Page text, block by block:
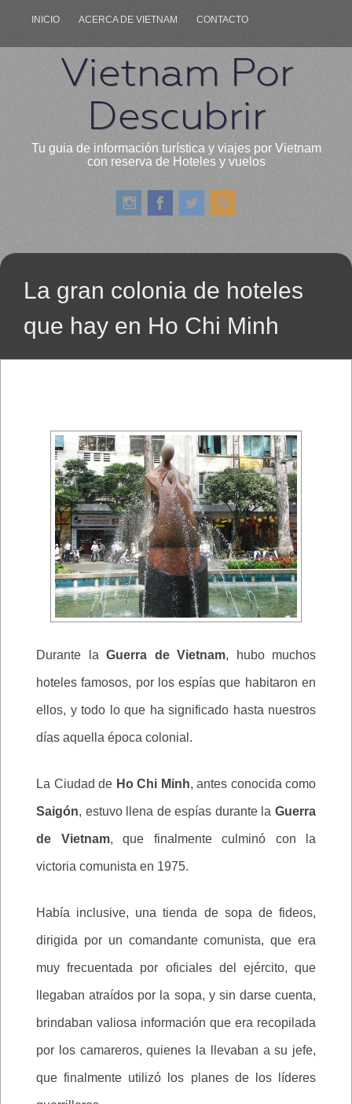
INICIO ACERCA DE VIETNAM CONTACTO
Vietnam Por
Descubrir
Tu guia de información turística y viajes por Vietnam
con reserva de Hoteles y vuelos
La gran colonia de hoteles
que hay en Ho Chi Minh
Durante la Guerra de Vietnam, hubo muchos
hoteles famosos, por los espías que habitaron en
ellos, y todo lo que ha significado hasta nuestros
días aquella época colonial.
La Ciudad de Ho Chi Minh, antes conocida como
Saigón, estuvo llena de espías durante la Guerra
de Vietnam, que finalmente culminó con la
victoria comunista en 1975.
Había inclusive, una tienda de sopa de fideos,
dirigida por un comandante comunista, que era
muy frecuentada por oficiales del ejército, que
llegaban atraídos por la sopa, y sin darse cuenta,
brindaban valiosa información que era recopilada
por los camareros, quienes la llevaban a su jefe,
que finalmente utilizó los planes de los líderes